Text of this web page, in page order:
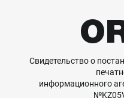
Свидетельство о
информационного